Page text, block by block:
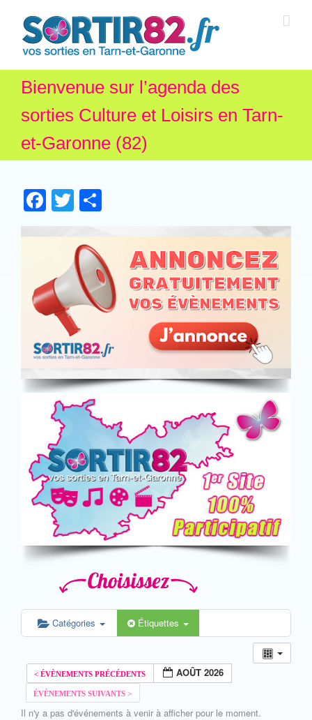
Bienvenue sur l’agenda des
sorties Culture et Loisirs en Tarn-
et-Garonne (82)
Facebook
Twitter
Catégories Étiquettes
AOÛT 2026
Il n'y a pas d'événements à venir à afficher pour le moment.